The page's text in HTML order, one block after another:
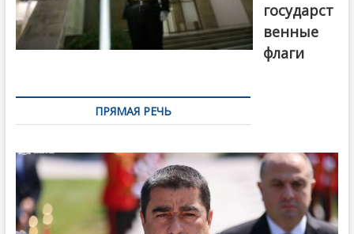
государст
венные
флаги
ПРЯМАЯ РЕЧЬ